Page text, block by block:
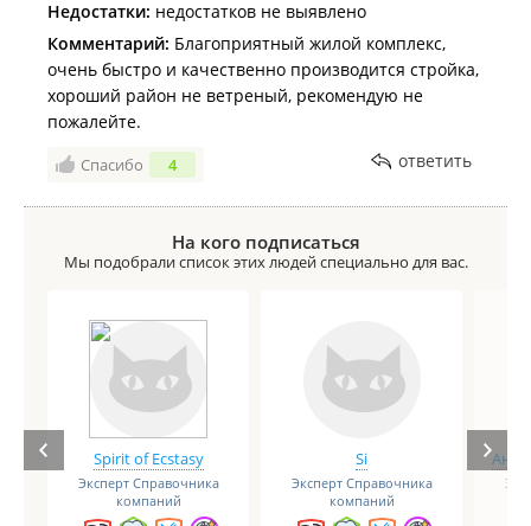
Недостатки: недостатков не выявлено
Комментарий: Благоприятный жилой комплекс,
очень быстро и качественно производится стройка,
хороший район не ветреный, рекомендую не
пожалейте.
Спасибо 4 ответить
На кого подписаться
Мы подобрали список этих людей специально для вас.
Spirit of Ecstasy
Эксперт Справочника
компаний
Si
Эксперт Справочника
компаний